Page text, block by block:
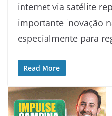
internet via satélite
importante inovação
especialmente para
Read More